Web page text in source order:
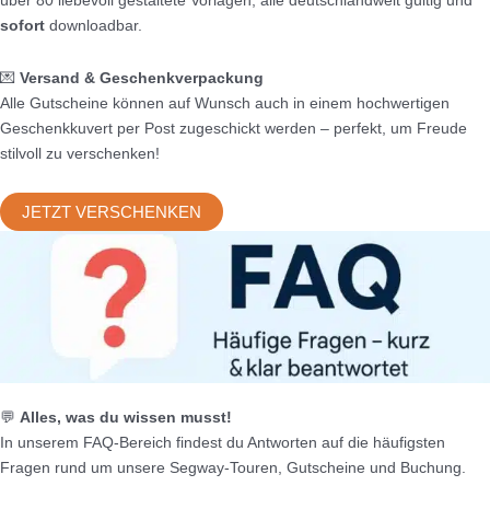
sofort downloadbar.
💌 Versand & Geschenkverpackung
Alle Gutscheine können auf Wunsch auch in einem hochwertigen
Geschenkkuvert per Post zugeschickt werden – perfekt, um Freude
stilvoll zu verschenken!
JETZT VERSCHENKEN
💬 Alles, was du wissen musst!
In unserem FAQ-Bereich findest du Antworten auf die häufigsten
Fragen rund um unsere Segway-Touren, Gutscheine und Buchung.